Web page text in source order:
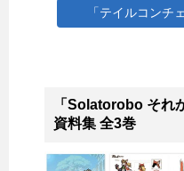
「テイルコンチ
「Solatorobo それ
資料集 全3巻